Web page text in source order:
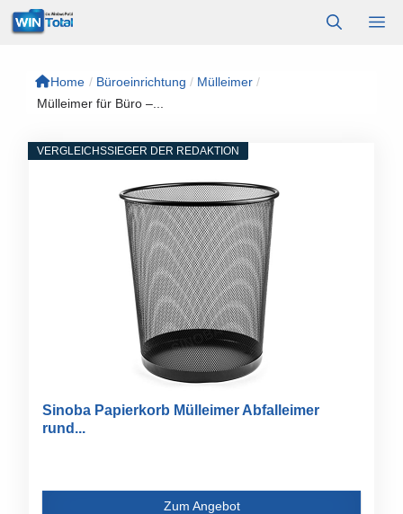
Zum
Inhalt
Home / Büroeinrichtung / Mülleimer /
Mülleimer für Büro –...
VERGLEICHSSIEGER DER REDAKTION
Sinoba Papierkorb Mülleimer Abfalleimer
rund...
Zum Angebot